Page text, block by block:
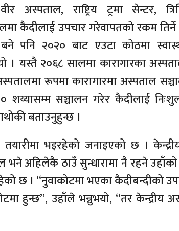
अस्पताल, राष्ट्रिय ट्रमा सेन्टर,
कैदीलाई उपचार गरेवापतको रकम
२०२० बाट एउटा कोठमा
। यस्तै २०६८ सालमा कारागारका
रूपमा कारागारमा अस्पताल
सञ्चालन गरेर कैदीलाई
बताउनुहुन्छ ।
भइरहेको जनाइएको छ ।
भने अहिलेकै ठाउँ सुन्धारामा नै रहने
छ । “नुवाकोटमा भएका कैदीबन्दीको
हुन्छ”, उहाँले भन्नुभयो, “तर केन्द्रीय